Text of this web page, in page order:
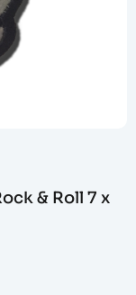
& Roll 7 x